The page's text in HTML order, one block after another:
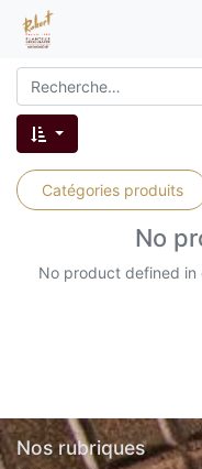
Catégories produits
No
No product defined in
Nos rubriques